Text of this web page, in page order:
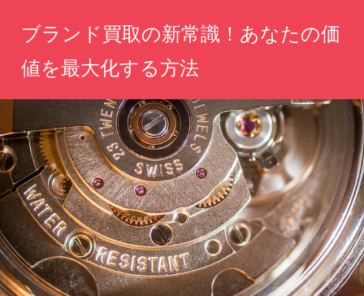
ツ
へ
ス
キ
ッ
プ
ブランド買取の新常識！あなたの価
値を最大化する方法
た
の
宝
物
を、
新
し
い
未
来